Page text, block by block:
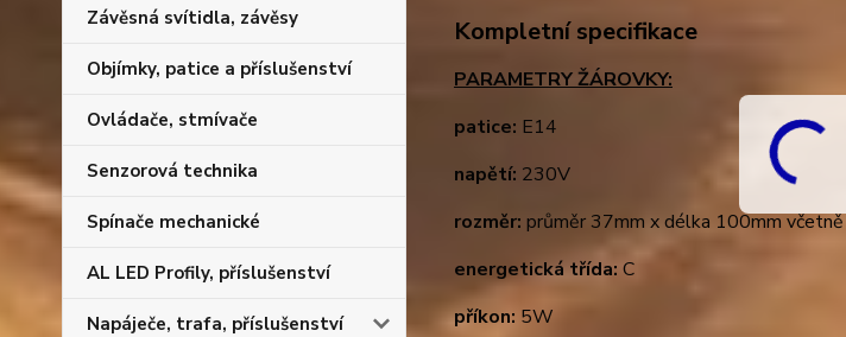
Závěsná svítidla, závěsy
Objímky, patice a příslušenství
Ovládače, stmívače
Senzorová technika
Spínače mechanické
AL LED Profily, příslušenství
Napáječe, trafa, příslušenství
Kompletní specifikace
PARAMETRY ŽÁROVKY:
patice: E14
napětí: 230V
rozměr: průměr 37mm x délka 100mm
energetická třída: C
příkon: 5W